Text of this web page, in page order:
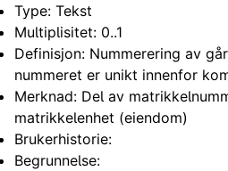
Type: Tekst
Multiplisitet: 0..1
Definisjon: Nummerering av
nummeret er unikt innenfor
Merknad: Del av
matrikkelenhet (eiendom)
Brukerhistorie:
Begrunnelse: